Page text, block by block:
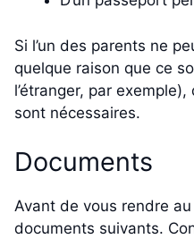
Si l’un des parents ne
quelque raison que ce
l’étranger, par
sont nécessaires.
Documents
Avant de vous rendre
documents suivants.